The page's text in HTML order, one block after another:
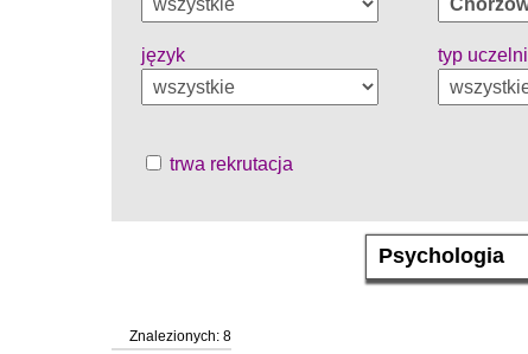
język typ uczelni
trwa rekrutacja
Znalezionych: 8